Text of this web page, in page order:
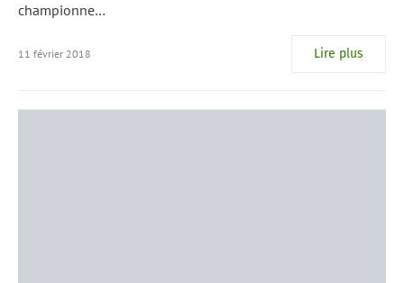
championne…
11 février 2018 Lire plus